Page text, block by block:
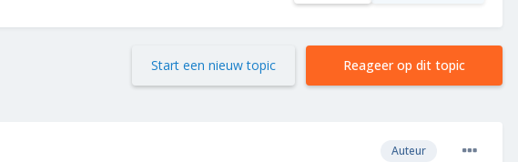
Reageer op dit topic
Start een nieuw topic
Auteur